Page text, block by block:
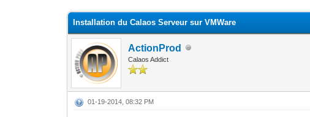
Installation du Calaos Serveur sur VMWare
ActionProd
Calaos Addict
01-19-2014, 08:32 PM